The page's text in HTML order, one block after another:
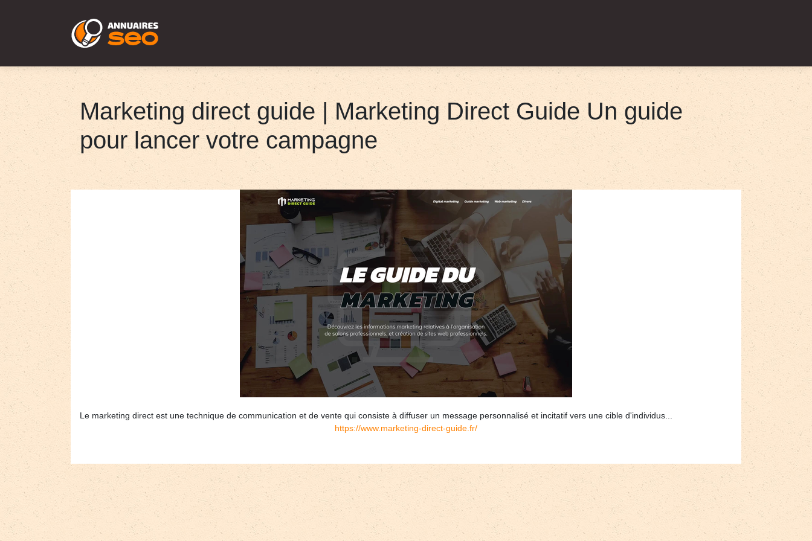
Marketing direct guide | Marketing Direct Guide Un guide
pour lancer votre campagne
Le marketing direct est une technique de communication et de vente qui consiste à diffuser un message personnalisé et incitatif vers une cible d'individus...
https://www.marketing-direct-guide.fr/